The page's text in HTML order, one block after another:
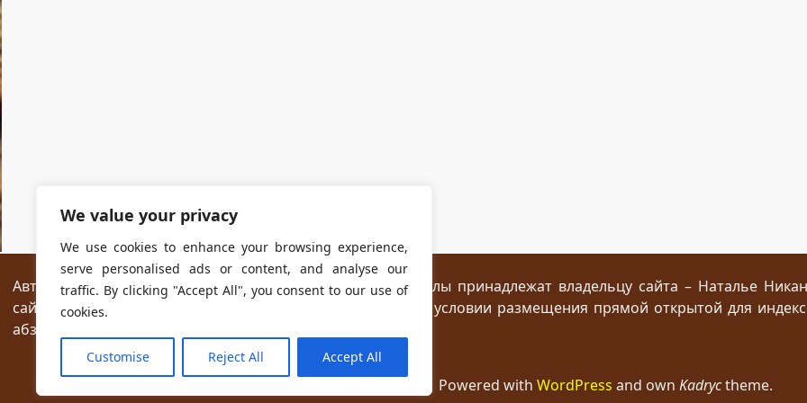
We value your privacy
We use cookies to enhance your browsing experience,
serve personalised ads or content, and analyse our
traffic. By clicking "Accept All", you consent to our use of
cookies.
Customise Reject All Accept All
Авторские права на все размещённые на сайте материалы принадлежат владельцу сайта – Наталье
сайтах разрешается без предварительного согласия при условии размещения прямой открытой для
абзаца текста.
Powered with WordPress and own Kadryctheme.